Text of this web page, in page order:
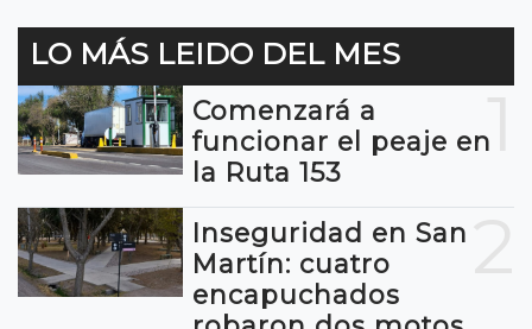
LO MÁS LEIDO DEL MES
1
Comenzará a
funcionar el peaje en
la Ruta 153
Inseguridad en San
Martín: cuatro
encapuchados